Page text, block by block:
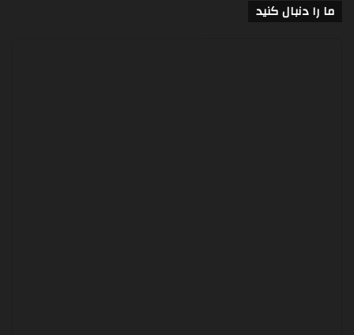
ما را دنبال کنید